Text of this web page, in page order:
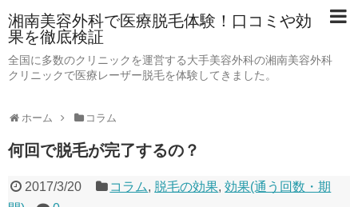
湘南美容外科で医療脱毛体験！口コミや効
果を徹底検証
全国に多数のクリニックを運営する大手美容外科の湘南美容外科
クリニックで医療レーザー脱毛を体験してきました。
ホーム コラム
何回で脱毛が完了するの？
2017/3/20 コラム, 脱毛の効果,効果(通う回数・期